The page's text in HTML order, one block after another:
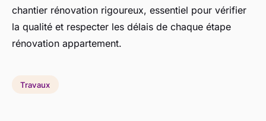
chantier rénovation rigoureux, essentiel pour vérifier
la qualité et respecter les délais de chaque étape
rénovation appartement.
Travaux